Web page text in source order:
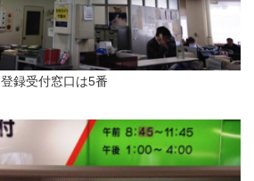
登録受付窓口は5番